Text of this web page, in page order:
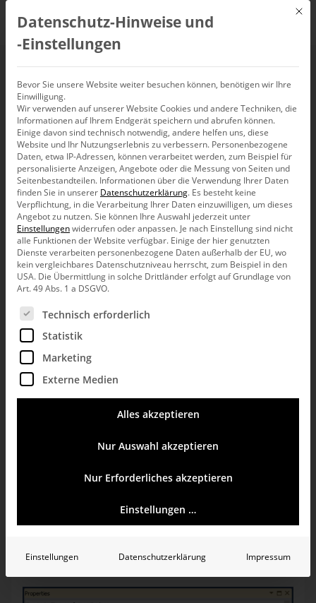
SSIS Package Security
Passwörter sind sensible Daten. Diese sollten immer und
überall geschützt werden. Wenn automatische Prozesse
laufen und Passwörter gespeichert werden müssen, sollten
diese auf beste Art und Weise vor unbefugtem Zugriff
geschützt werden.
Beim Import von Daten aus Vorsystemen werden oft ein
spezieller User und dessen Passwort benötigt. Damit so ein
Prozess automatisiert im Hintergrund laufen kann, muss das
Kennwort direkt im SSIS-Paket mithilfe des
Verbindungsmanagers abgespeichert werden.
Abb. 1: Verbindungsmanager
Level festgelegt werden. Hierbei gibt es sechs
Mit
Datenschutz-Hinweise und
‑Einstellungen
Bevor Sie unsere Website weiter besuchen können, benötigen wir Ihre
Einwilligung.
Wir verwenden auf unserer Website Cookies und andere Techniken, die
Informationen auf Ihrem Endgerät speichern und abrufen können.
Einige davon sind technisch notwendig, andere helfen uns, diese
Website und Ihr Nutzungserlebnis zu verbessern. Personenbezogene
Daten, etwa IP-Adressen, können verarbeitet werden, zum Beispiel für
personalisierte Anzeigen, Angebote oder die Messung von Seiten und
Seitenbestandteilen. Informationen über die Verwendung Ihrer Daten
finden Sie in unserer Datenschutzerklärung. Es besteht keine
Verpflichtung, in die Verarbeitung Ihrer Daten einzuwilligen, um dieses
Angebot zu nutzen.Sie können Ihre Auswahl jederzeit unter
Einstellungenwiderrufen oder anpassen. Je nach Einstellung sind nicht
alle Funktionen der Website verfügbar. Einige der hier genutzten
Dienste verarbeiten personenbezogene Daten außerhalb der EU, wo
kein vergleichbares Datenschutzniveau herrscht, zum Beispiel in den
USA. Die Übermittlung in solche Drittländer erfolgt auf Grundlage von
Art. 49 Abs. 1 a DSGVO.
Es folgt eine Liste der Service-Gruppen, für die eine
Technisch erforderlich
Statistik
Marketing
Externe Medien
Alles akzeptieren
Nur Auswahl akzeptieren
Nur Erforderliches akzeptieren
Einstellungen …
Einstellungen Datenschutzerklärung Impressum